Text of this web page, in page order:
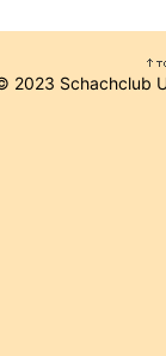
2023 Schachclub